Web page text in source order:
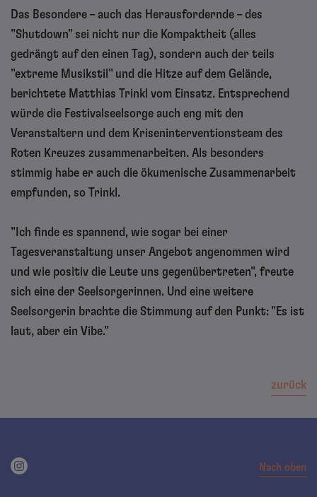
Das Besondere – auch das Herausfordernde – des
"Shutdown" sei nicht nur die Kompaktheit (alles
gedrängt auf den einen Tag), sondern auch der teils
"extreme Musikstil" und die Hitze auf dem Gelände,
berichtete Matthias Trinkl vom Einsatz. Entsprechend
würde die Festivalseelsorge auch eng mit den
Veranstaltern und dem Kriseninterventionsteam des
Roten Kreuzes zusammenarbeiten. Als besonders
stimmig habe er auch die ökumenische Zusammenarbeit
empfunden, so Trinkl.
"Ich finde es spannend, wie sogar bei einer
Tagesveranstaltung unser Angebot angenommen wird
und wie positiv die Leute uns gegenübertreten", freute
sich eine der Seelsorgerinnen. Und eine weitere
Seelsorgerin brachte die Stimmung auf den Punkt: "Es ist
laut, aber ein Vibe."
zurück
Nach oben